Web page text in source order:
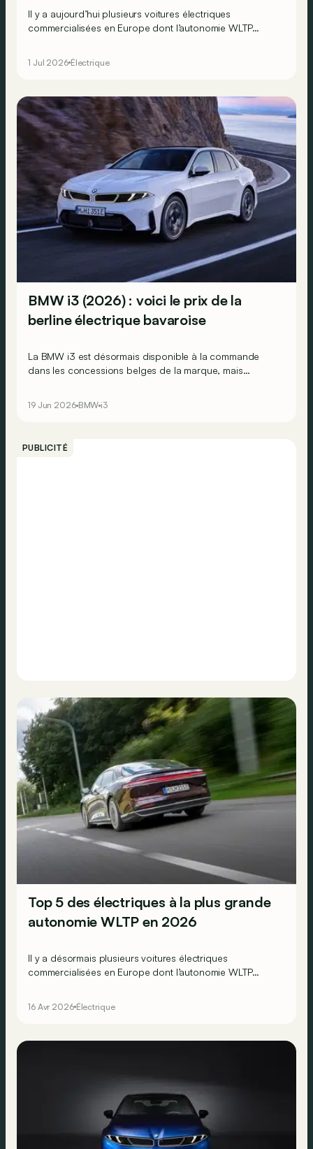
Il y a aujourd’hui plusieurs voitures électriques
commercialisées en Europe dont l’autonomie WLTP
endurante en 2026 ?
1 Jul 2026 Électrique
BMW i3 (2026) : voici le prix de la
berline électrique bavaroise
La BMW i3 est désormais disponible à la commande
dans les concessions belges de la marque, mais
19 Jun 2026 BMW i3
PUBLICITÉ
Top 5 des électriques à la plus grande
autonomie WLTP en 2026
Il y a désormais plusieurs voitures électriques
commercialisées en Europe dont l’autonomie WLTP
16 Avr 2026 Électrique